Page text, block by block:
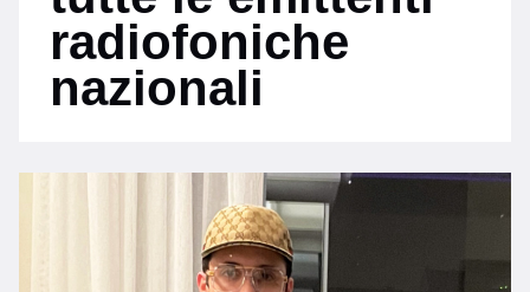
radiofoniche
nazionali